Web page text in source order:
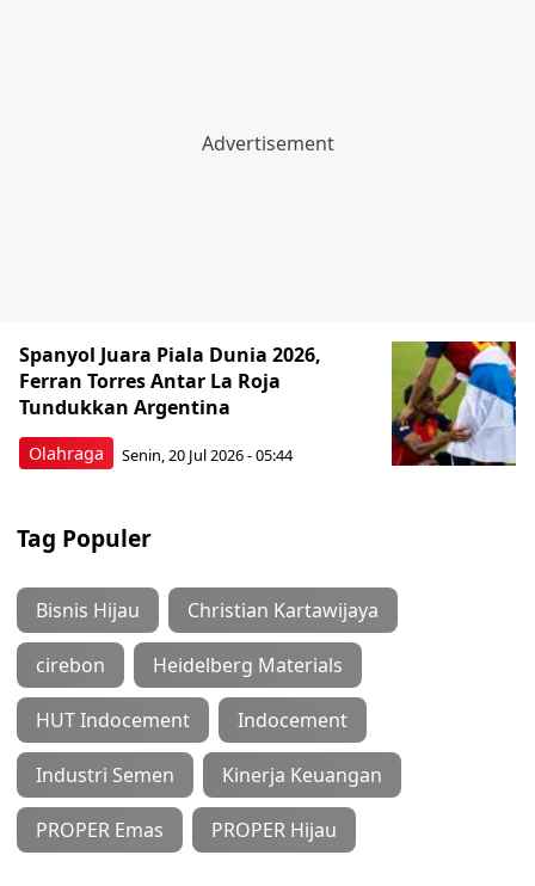
Olahraga
Spanyol Juara Piala Dunia 2026,
Ferran Torres Antar La Roja
Tundukkan Argentina
Senin, 20 Jul 2026 - 05:44
Tag Populer
Bisnis Hijau Christian Kartawijaya
cirebon Heidelberg Materials
HUT Indocement Indocement
Industri Semen Kinerja Keuangan
PROPER Emas PROPER Hijau